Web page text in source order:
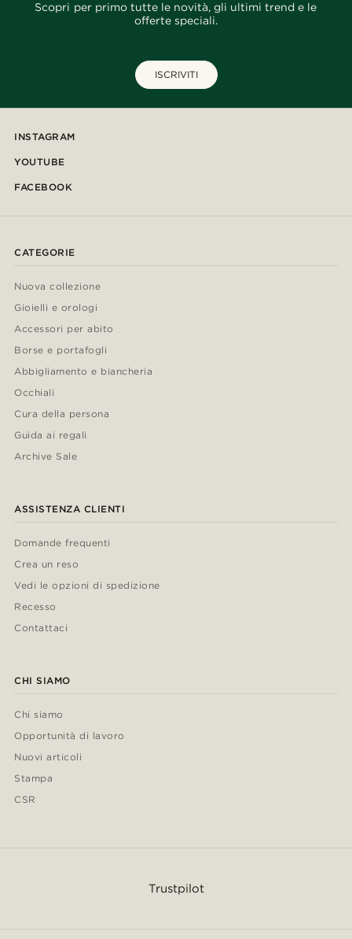
Scopri per primo tutte le novità, gli ultimi trend e le
offerte speciali.
ISCRIVITI
INSTAGRAM
YOUTUBE
FACEBOOK
CATEGORIE
Nuova collezione
Gioielli e orologi
Accessori per abito
Borse e portafogli
Abbigliamento e biancheria
Occhiali
Cura della persona
Guida ai regali
Archive Sale
ASSISTENZA CLIENTI
Domande frequenti
Crea un reso
Vedi le opzioni di spedizione
Recesso
Contattaci
CHI SIAMO
Chi siamo
Opportunità di lavoro
Nuovi articoli
Stampa
CSR
Trustpilot